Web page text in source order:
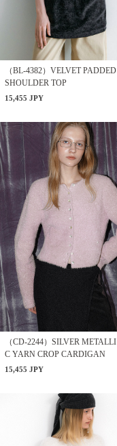
（BL-4382）VELVET PADDED
SHOULDER TOP
15,455 JPY
（CD-2244）SILVER METALLI
C YARN CROP CARDIGAN
15,455 JPY